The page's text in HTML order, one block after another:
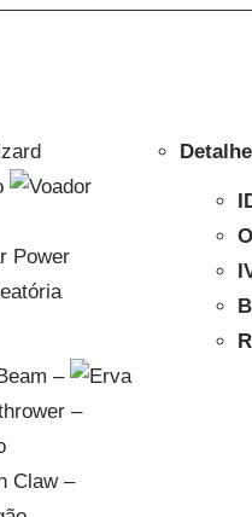
Power
–
–
Claw –